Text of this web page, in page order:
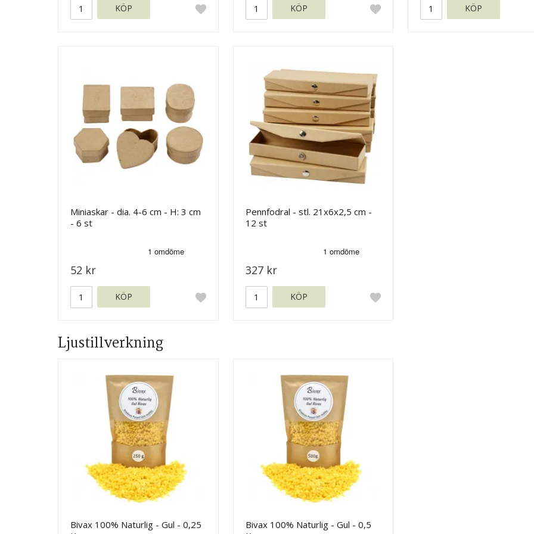
KÖP KÖP KÖP
Miniaskar - dia. 4-6 cm - H: 3 cm
- 6 st
52 kr
KÖP
Pennfodral - stl. 21x6x2,5 cm -
12 st
327 kr
KÖP
Ljustillverkning
Bivax 100% Naturlig - Gul - 0,25
Bivax 100% Naturlig - Gul - 0,5